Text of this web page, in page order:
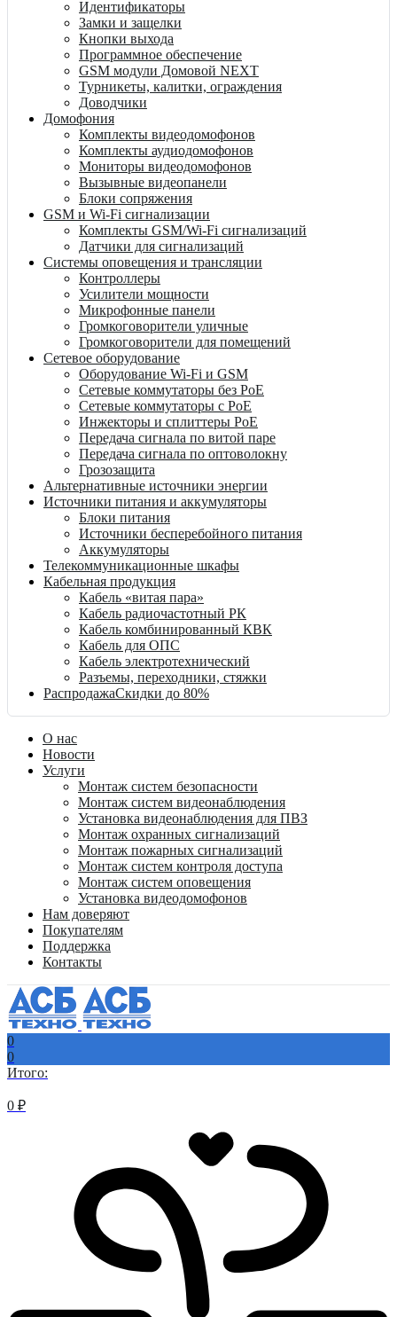
Идентификаторы
Замки и защелки
Кнопки выхода
Программное обеспечение
GSM модули Домовой NEXT
Турникеты, калитки, ограждения
Доводчики
Домофония
Комплекты видеодомофонов
Комплекты аудиодомофонов
Мониторы видеодомофонов
Вызывные видеопанели
Блоки сопряжения
GSM и Wi-Fi сигнализации
Комплекты GSM/Wi-Fi сигнализаций
Датчики для сигнализаций
Системы оповещения и трансляции
Контроллеры
Усилители мощности
Микрофонные панели
Громкоговорители уличные
Громкоговорители для помещений
Сетевое оборудование
Оборудование Wi-Fi и GSM
Сетевые коммутаторы без PoE
Сетевые коммутаторы с PoE
Инжекторы и сплиттеры PoE
Передача сигнала по витой паре
Передача сигнала по оптоволокну
Грозозащита
Альтернативные источники энергии
Источники питания и аккумуляторы
Блоки питания
Источники бесперебойного питания
Аккумуляторы
Телекоммуникационные шкафы
Кабельная продукция
Кабель «витая пара»
Кабель радиочастотный РК
Кабель комбинированный КВК
Кабель для ОПС
Кабель электротехнический
Разъемы, переходники, стяжки
РаспродажаСкидки до 80%
О нас
Новости
Услуги
Монтаж систем безопасности
Монтаж систем видеонаблюдения
Установка видеонаблюдения для ПВЗ
Монтаж охранных сигнализаций
Монтаж пожарных сигнализаций
Монтаж систем контроля доступа
Монтаж систем оповещения
Установка видеодомофонов
Нам доверяют
Покупателям
Поддержка
Контакты
0
0
Итого:
0 ₽